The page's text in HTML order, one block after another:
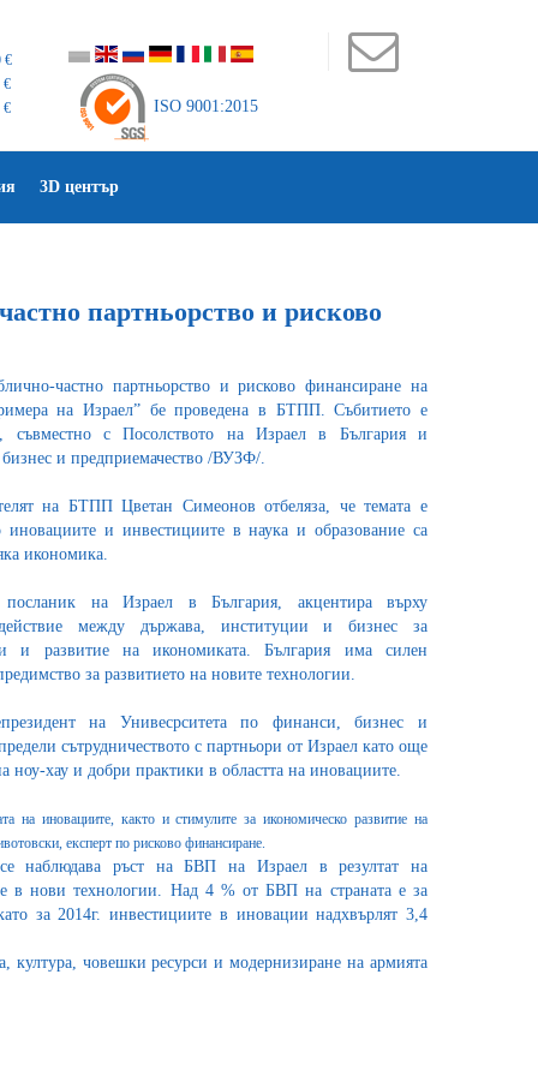
€
€
€
ISO 9001:2015
3D център
партньорство и рисково
частно партньорство и рисково финансиране на
на Израел” бе проведена в БТПП. Събитието е
съвместно с Посолството на Израел в България и
и предприемачество /ВУЗФ/.
на БТПП Цветан Симеонов отбеляза, че темата е
иновациите и инвестициите в наука и образование са
икономика.
на Израел в България, акцентира върху
между държава, институции и бизнес за
и развитие на икономиката. България има силен
за развитието на новите технологии.
на Унивесрситета по финанси, бизнес и
сътрудничеството с партньори от Израел като още
ноу-хау и добри практики в областта на иновациите.
на иновациите, както и стимулите за икономическо развитие на
експерт по рисково финансиране.
наблюдава ръст на БВП на Израел в резултат на
в нови технологии. Над 4 % от БВП на страната е за
за 2014г. инвестициите в иновации надхвърлят 3,4
култура, човешки ресурси и модернизиране на армията